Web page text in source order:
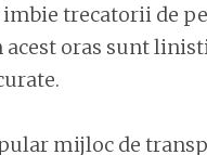
imbie trecatorii de
acest oras sunt
mijloc de